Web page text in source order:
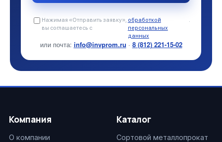
Нажимая «Отправить заявку»,
вы соглашаетесь с
обработкой
персональных
данных
.
или почта: info@invprom.ru · 8 (812) 221-15-02
Компания
О компании
Каталог
Сортовой металлопрокат